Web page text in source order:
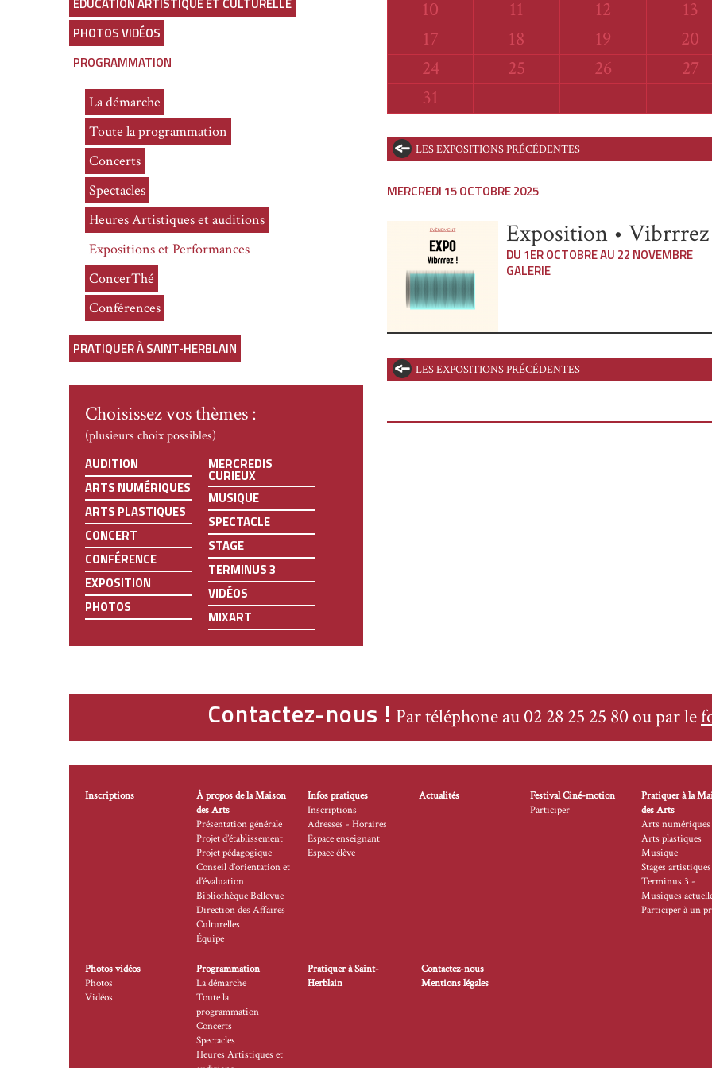
PHOTOS VIDÉOS
PROGRAMMATION
La démarche
Toute la programmation
Concerts
Spectacles
Heures Artistiques et auditions
Expositions et Performances
ConcerThé
Conférences
PRATIQUER À SAINT-HERBLAIN
Choisissez vos thèmes :
(plusieurs choix possibles)
AUDITION
ARTS NUMÉRIQUES
ARTS PLASTIQUES
CONCERT
CONFÉRENCE
EXPOSITION
PHOTOS
MERCREDIS
CURIEUX
MUSIQUE
SPECTACLE
STAGE
TERMINUS 3
VIDÉOS
MIXART
Lundi
10 Mardi
11 Mercredi
12 Jeudi
13
Lundi
17 Mardi
18 Mercredi
19 Jeudi
20
Lundi
24 Mardi
25 Mercredi
26 Jeudi
27
Lundi
31
LES EXPOSITIONS PRÉCÉDENTES
MERCREDI 15 OCTOBRE 2025
Exposition •
DU 1ER OCTOBRE AU 22 NOVEMBRE
GALERIE
LES EXPOSITIONS PRÉCÉDENTES
Contactez-nous ! Par téléphone au 02 28 25 25 80 ou par le
Inscriptions
À propos de la Maison
des Arts
Présentation générale
Projet d’établissement
Projet pédagogique
Conseil d’orientation et
d’évaluation
Bibliothèque Bellevue
Direction des Affaires
Culturelles
Équipe
Infos pratiques
Inscriptions
Adresses - Horaires
Espace enseignant
Espace élève
Actualités
Festival Ciné-motion
Participer
Pratiquer à la
des Arts
Arts numériques
Arts plastiques
Musique
Stages artistiques
Terminus 3 -
Musiques
Participer à un
Photos vidéos
Photos
Vidéos
Programmation
La démarche
Toute la
programmation
Concerts
Spectacles
Heures Artistiques et
Pratiquer à Saint-
Herblain
Contactez-nous
Mentions légales